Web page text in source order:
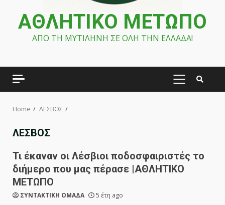
ΑΘΛΗΤΙΚΟ ΜΕΤΩΠΟ
ΑΠΟ ΤΗ ΜΥΤΙΛΗΝΗ ΣΕ ΟΛΗ ΤΗΝ ΕΛΛΑΔΑ!
PRIMARY
Home ΛΕΣΒΟΣ
ΛΕΣΒΟΣ
Τι έκαναν οι Λέσβιοι ποδοσφαιριστές το
διήμερο που μας πέρασε |ΑΘΛΗΤΙΚΟ
ΜΕΤΩΠΟ
ΣΥΝΤΑΚΤΙΚΗ ΟΜΑΔΑ 5 έτη ago